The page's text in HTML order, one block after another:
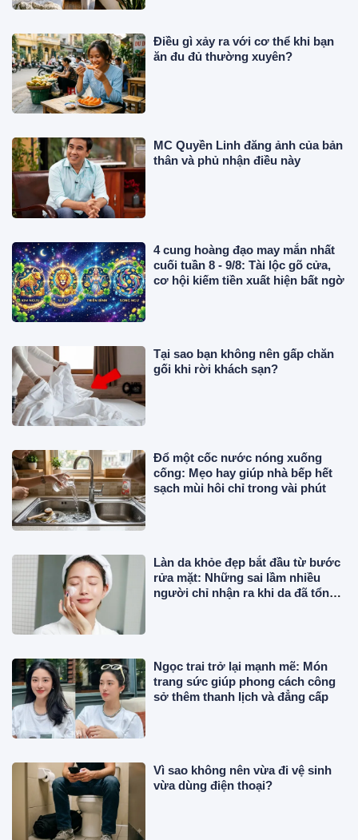
Điều gì xảy ra với cơ thể khi bạn
ăn đu đủ thường xuyên?
MC Quyền Linh đăng ảnh của bản
thân và phủ nhận điều này
4 cung hoàng đạo may mắn nhất
cuối tuần 8 - 9/8: Tài lộc gõ cửa,
cơ hội kiếm tiền xuất hiện bất ngờ
Tại sao bạn không nên gấp chăn
gối khi rời khách sạn?
Đổ một cốc nước nóng xuống
cống: Mẹo hay giúp nhà bếp hết
sạch mùi hôi chỉ trong vài phút
Làn da khỏe đẹp bắt đầu từ bước
rửa mặt: Những sai lầm nhiều
người chỉ nhận ra khi da đã tổn
Ngọc trai trở lại mạnh mẽ: Món
trang sức giúp phong cách công
sở thêm thanh lịch và đẳng cấp
Vì sao không nên vừa đi vệ sinh
vừa dùng điện thoại?